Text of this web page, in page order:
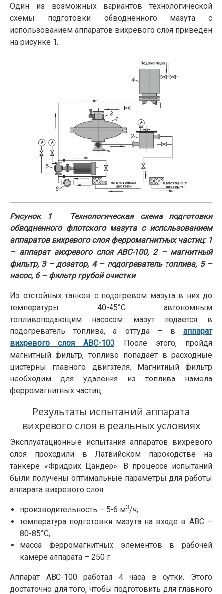
Один из возможных вариантов технологической
схемы подготовки обводненного мазута с
использованием аппаратов вихревого слоя приведен
на рисунке 1.
Рисунок 1 – Технологическая схема подготовки
обводненного флотского мазута с использованием
аппаратов вихревого слоя ферромагнитных частиц: 1
– аппарат вихревого слоя АВС-100, 2 – магнитный
фильтр, 3 – дозатор, 4 – подогреватель топлива, 5 –
насос, 6 – фильтр грубой очистки
Из отстойных танков с подогревом мазута в них до
температуры 40-45°С автономным
топливоподающим насосом мазут подается в
подогреватель топлива, а оттуда – в аппарат
вихревого слоя АВС-100. После этого, пройдя
магнитный фильтр, топливо попадает в расходные
цистерны главного двигателя. Магнитный фильтр
необходим для удаления из топлива намола
ферромагнитных частиц.
Результаты испытаний аппарата
вихревого слоя в реальных условиях
Эксплуатационные испытания аппаратов вихревого
слоя проходили в Латвийском пароходстве на
танкере «Фридрих Цандер». В процессе испытаний
были получены оптимальные параметры для работы
аппарата вихревого слоя:
производительность – 5-6 м3/ч;
температура подготовки мазута на входе в АВС –
80-85°С;
масса ферромагнитных элементов в рабочей
камере аппарата – 250 г.
Аппарат АВС-100 работал 4 часа в сутки. Этого
достаточно для того, чтобы подготовить для главного